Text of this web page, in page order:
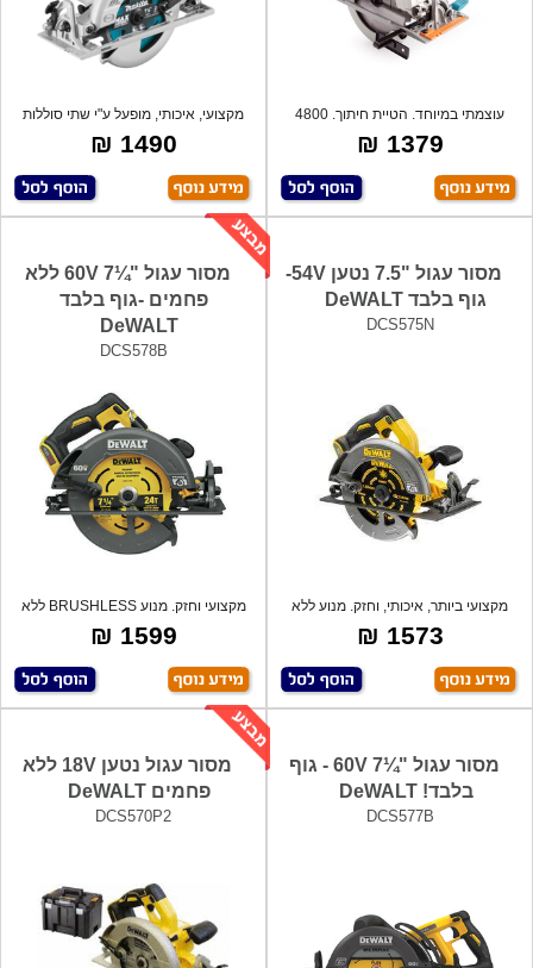
עוצמתי במיוחד. הטיית חיתוך. 4800
סל"ד. ל
1379 ₪
מקצועי, איכותי, מופעל ע"י שתי סוללות
18V
1490 ₪
מסור עגול "7.5 נטען 54V-
גוף בלבד DeWALT
DCS575N
מקצועי ביותר, איכותי, וחזק. מנוע ללא
פחמ
1573 ₪
מסור עגול "¼7 60V ללא
פחמים -גוף בלבד
DeWALT
DCS578B
מקצועי וחזק. מנוע BRUSHLESS ללא
פחמים- ל
1599 ₪
מסור עגול "¼7 60V - גוף
בלבד! DeWALT
DCS577B
מסור עגול נטען 18V ללא
פחמים DeWALT
DCS570P2